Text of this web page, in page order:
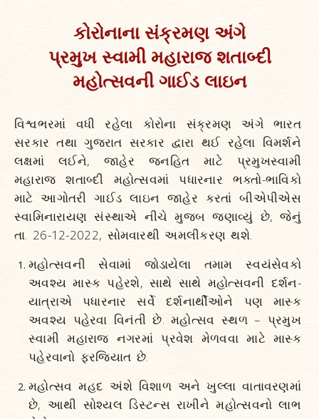
કોરોનાના સંક્રમણ અંગે
પ્રમુખ સ્વામી મહારાજ શતાબ્દી
મહોત્સવની ગાઈડ લાઇન
વિશ્વભરમાં વધી રહેલા કોરોના સંક્રમણ અંગે ભારત
સરકાર તથા ગુજરાત સરકાર દ્વારા થઈ રહેલા વિમર્શને
લક્ષમાં લઈને, જાહેર જનહિત માટે પ્રમુખસ્વામી
મહારાજ શતાબ્દી મહોત્સવમાં પધારનાર ભક્તો-ભાવિકો
માટે આગોતરી ગાઈડ લાઇન જાહેર કરતાં બીએપીએસ
સ્વામિનારાયણ સંસ્થાએ નીચે મુજબ જણાવ્યું છે, જેનું
તા. 26-12-2022, સોમવારથી અમલીકરણ થશે.
મહોત્સવની સેવામાં જોડાયેલા તમામ સ્વયંસેવકો
અવશ્ય માસ્ક પહેરશે, સાથે સાથે મહોત્સવની દર્શન-
યાત્રાએ પધારનાર સર્વે દર્શનાર્થીઓને પણ માસ્ક
અવશ્ય પહેરવા વિનંતી છે. મહોત્સવ સ્થળ – પ્રમુખ
સ્વામી મહારાજ નગરમાં પ્રવેશ મેળવવા માટે માસ્ક
પહેરવાનો ફરજિયાત છે.
મહોત્સવ મહદ અંશે વિશાળ અને ખુલ્લા વાતાવરણમાં
છે, આથી સોશ્યલ ડિસ્ટન્સ રાખીને મહોત્સવનો લાભ